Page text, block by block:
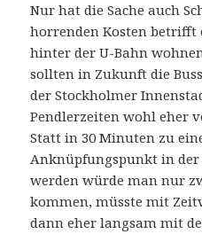
Nur hat die Sache auch
horrenden Kosten betrifft
hinter der U-Bahn
sollten in Zukunft die
der Stockholmer
Pendlerzeiten wohl eher
Statt in 30 Minuten zu
Anknüpfungspunkt in
werden würde man nur
kommen, müsste mit
dann eher langsam mit